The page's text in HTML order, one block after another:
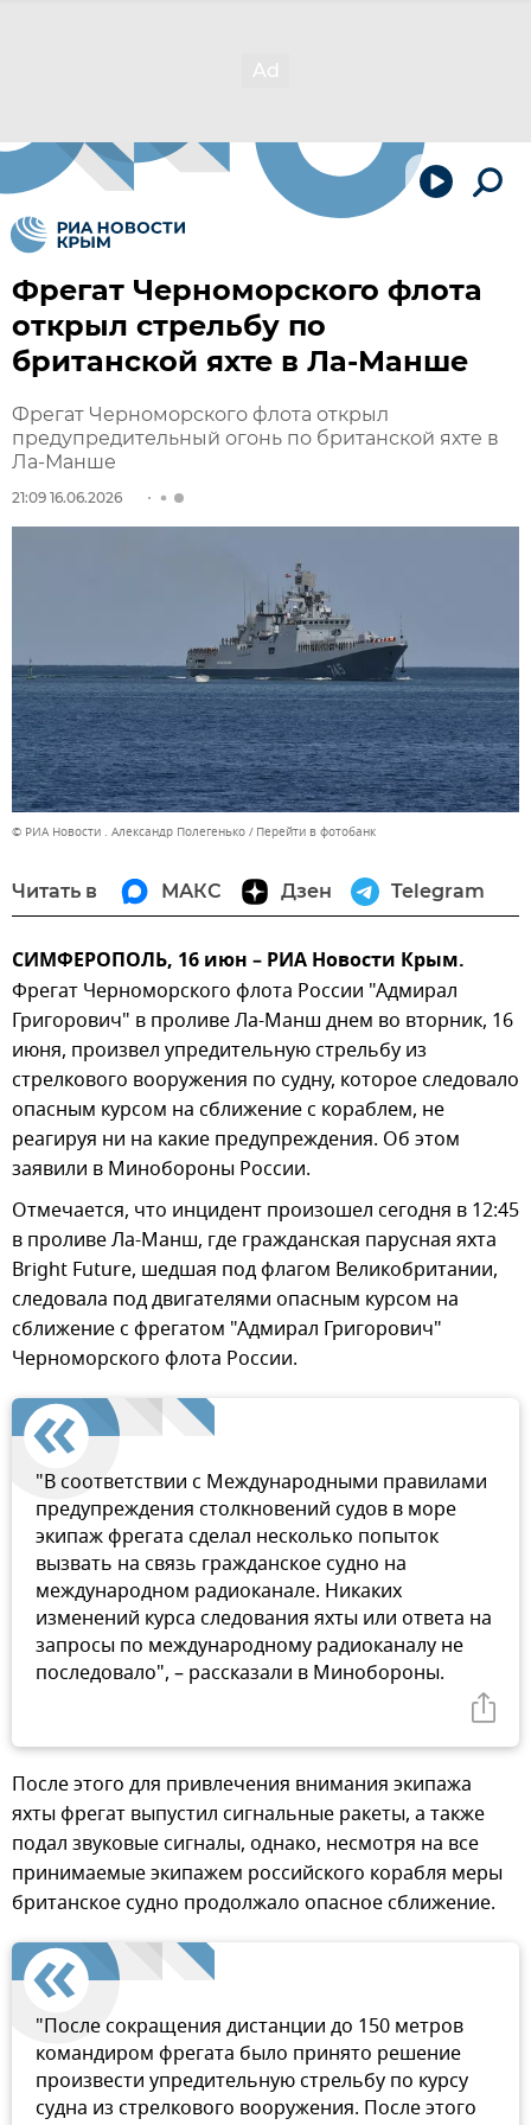
Фрегат Черноморского флота
открыл стрельбу по
британской яхте в Ла-Манше
Фрегат Черноморского флота открыл
предупредительный огонь по британской яхте в
Ла-Манше
21:09 16.06.2026
© РИА Новости . Александр Полегенько Перейти в фотобанк
Читать в МАКС Дзен Telegram
СИМФЕРОПОЛЬ, 16 июн – РИА Новости Крым.
Фрегат Черноморского флота России "Адмирал
Григорович" в проливе Ла-Манш днем во вторник, 16
июня, произвел упредительную стрельбу из
стрелкового вооружения по судну, которое следовало
опасным курсом на сближение с кораблем, не
реагируя ни на какие предупреждения. Об этом
заявили в Минобороны России.
Отмечается, что инцидент произошел сегодня в 12:45
в проливе Ла-Манш, где гражданская парусная яхта
Bright Future, шедшая под флагом Великобритании,
следовала под двигателями опасным курсом на
сближение с фрегатом "Адмирал Григорович"
Черноморского флота России.
"В соответствии с Международными правилами
предупреждения столкновений судов в море
экипаж фрегата сделал несколько попыток
вызвать на связь гражданское судно на
международном радиоканале. Никаких
изменений курса следования яхты или ответа на
запросы по международному радиоканалу не
последовало", – рассказали в Минобороны.
После этого для привлечения внимания экипажа
яхты фрегат выпустил сигнальные ракеты, а также
подал звуковые сигналы, однако, несмотря на все
принимаемые экипажем российского корабля меры
британское судно продолжало опасное сближение.
"После сокращения дистанции до 150 метров
командиром фрегата было принято решение
произвести упредительную стрельбу по курсу
судна из стрелкового вооружения. После этого